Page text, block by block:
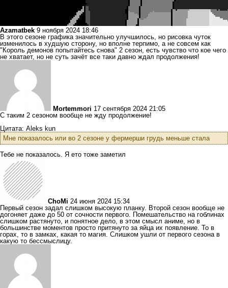
Azamatbek 9 ноября 2024 18:46
В этого сезоне графика значительно улучшилось, но рисовка чуток
изменилось в худшую сторону, но вполне терпимо, а не совсем как
"Король демонов попытайтесь снова" 2 сезон, есть чувство что кое чего
не хватает, но не суть зачёт все таки давно ждал продолжения!
Mortemmori 17 сентября 2024 21:05
С таким 2 сезоном вообще не жду продолжение!
Цитата: Aleks kun
Мне показалось или во 2 сезоне у фермерши грудь меньше стала
Тебе не показалось. Я ето тоже заметил
ChoMi 24 июня 2024 15:34
Первый сезон задал слишком высокую планку. Второй сезон вообще не
догоняет даже до 50 от сочности первого. Помешательство на гоблинах
слишком растянуто, и понятное дело, в этом смысл аниме, но в
большинстве моментов просто притянуто за яйца их появление. То в
горах, то в замках, какая то магия. Слишком ушли от первого сезона в
какую то бессмыслицу.